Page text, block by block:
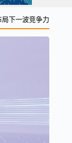
下一波竞争力